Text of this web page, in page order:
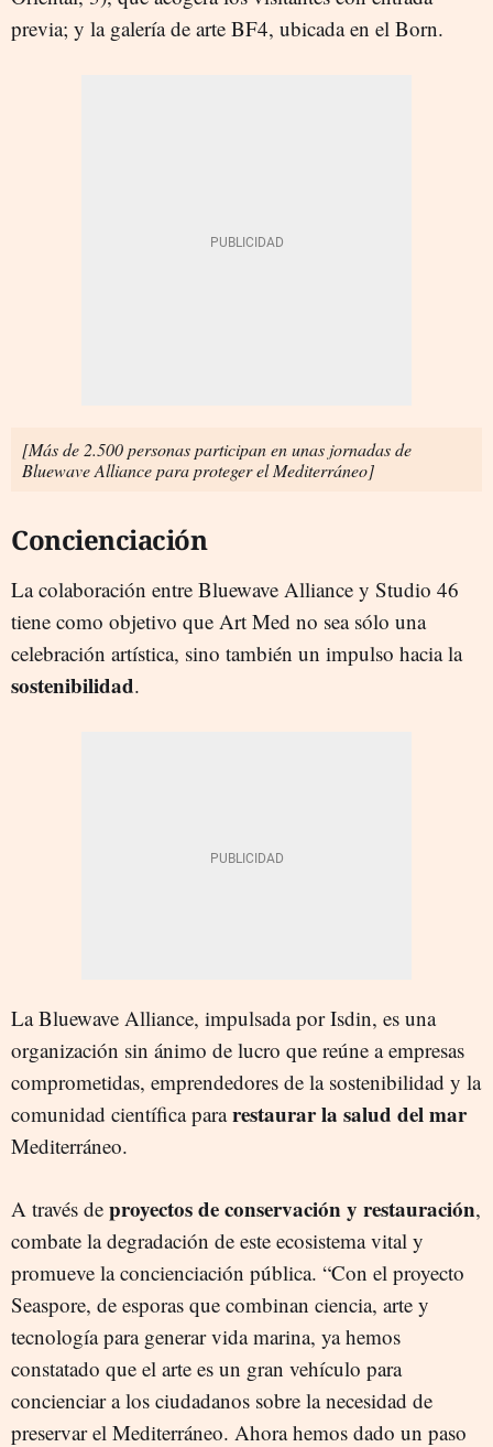
previa; y la galería de arte BF4, ubicada en el Born.
[Más de 2.500 personas participan en unas jornadas de
Bluewave Alliance para proteger el Mediterráneo]
Concienciación
La colaboración entre Bluewave Alliance y Studio 46
tiene como objetivo que Art Med no sea sólo una
celebración artística, sino también un impulso hacia la
sostenibilidad.
La Bluewave Alliance, impulsada por Isdin, es una
organización sin ánimo de lucro que reúne a empresas
comprometidas, emprendedores de la sostenibilidad y la
comunidad científica pararestaurar la salud del mar
Mediterráneo.
A través de proyectos de conservación y restauración,
combate la degradación de este ecosistema vital y
promueve la concienciación pública. “Con el proyecto
Seaspore, de esporas que combinan ciencia, arte y
tecnología para generar vida marina, ya hemos
constatado que el arte es un gran vehículo para
concienciar a los ciudadanos sobre la necesidad de
preservar el Mediterráneo. Ahora hemos dado un paso